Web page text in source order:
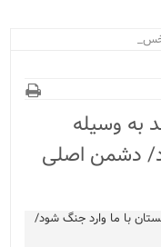
به وسیله
دشمن اصلی